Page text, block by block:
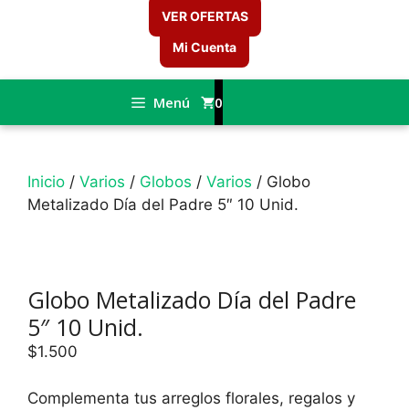
VER OFERTAS
Mi Cuenta
Menú 0
Inicio / Varios / Globos / Varios / Globo
Metalizado Día del Padre 5″ 10 Unid.
Globo Metalizado Día del Padre
5″ 10 Unid.
$1.500
Complementa tus arreglos florales, regalos y